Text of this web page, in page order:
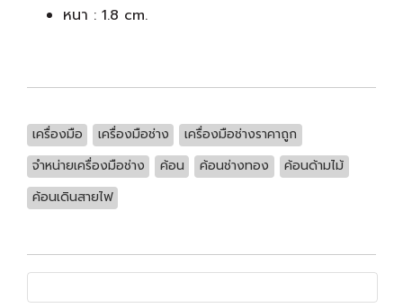
หนา : 1.8 cm.
เครื่องมือ เครื่องมือช่าง
เครื่องมือช่างราคาถูก
จำหน่ายเครื่องมือช่าง
ค้อน ค้อนช่างทอง
ค้อนด้ามไม้
ค้อนเดินสายไฟ